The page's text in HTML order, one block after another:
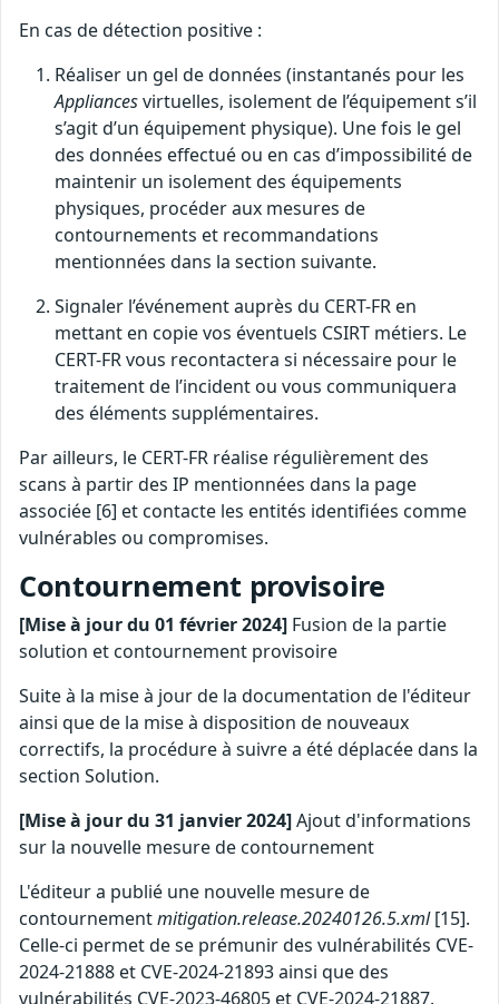
En cas de détection positive :
Réaliser un gel de données (instantanés pour les
Appliancesvirtuelles, isolement de l’équipement s’il
s’agit d’un équipement physique). Une fois le gel
des données effectué ou en cas d’impossibilité de
maintenir un isolement des équipements
physiques, procéder aux mesures de
contournements et recommandations
mentionnées dans la section suivante.
Signaler l’événement auprès du CERT-FR en
mettant en copie vos éventuels CSIRT métiers. Le
CERT-FR vous recontactera si nécessaire pour le
traitement de l’incident ou vous communiquera
des éléments supplémentaires.
Par ailleurs, le CERT-FR réalise régulièrement des
scans à partir des IP mentionnées dans la page
associée [6] et contacte les entités identifiées comme
vulnérables ou compromises.
Contournement provisoire
[Mise à jour du 01 février 2024] Fusion de la partie
solution et contournement provisoire
Suite à la mise à jour de la documentation de l'éditeur
ainsi que de la mise à disposition de nouveaux
correctifs, la procédure à suivre a été déplacée dans la
section Solution.
[Mise à jour du 31 janvier 2024]Ajout d'informations
sur la nouvelle mesure de contournement
L'éditeur a publié une nouvelle mesure de
contournementmitigation.release.20240126.5.xml[15].
Celle-ci permet de se prémunir des vulnérabilités CVE-
2024-21888 et CVE-2024-21893 ainsi que des
vulnérabilités CVE-2023-46805 et CVE-2024-21887.